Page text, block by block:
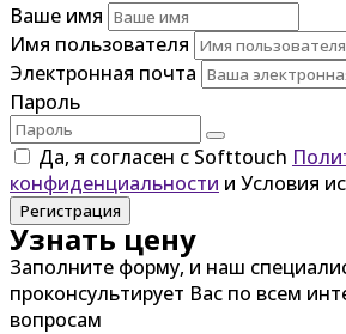
Ваше имя
Имя пользователя
Электронная почта
Пароль
Да, я согласен с Softtouch
конфиденциальности и Условия
Регистрация
Узнать цену
Заполните форму, и наш
проконсультирует Вас по всем
вопросам